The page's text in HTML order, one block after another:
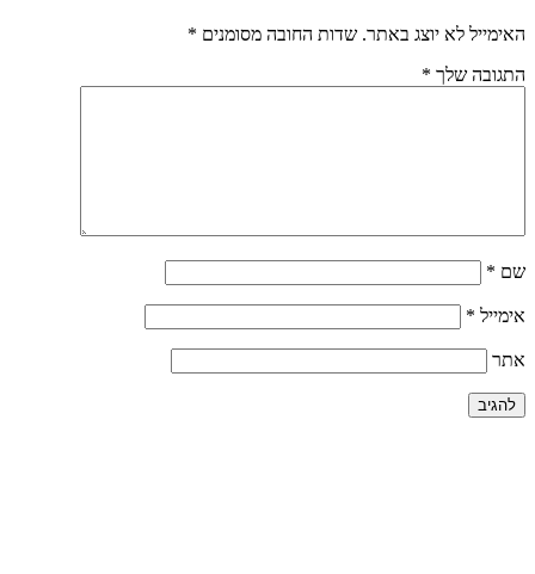
האימייל לא יוצג באתר. שדות החובה מסומנים *
התגובה שלך *
שם *
אימייל *
אתר